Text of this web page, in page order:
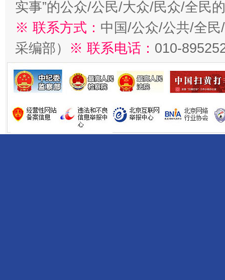
实事”的公众/公民/大众/民众/全民
※ 联系方式： 中国/公众/公共/全
采编部） ※ 联系电话： 010-